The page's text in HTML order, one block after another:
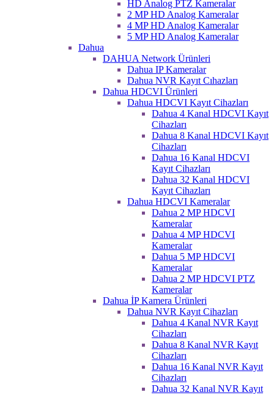
HD Analog PTZ Kameralar
2 MP HD Analog Kameralar
4 MP HD Analog Kameralar
5 MP HD Analog Kameralar
Dahua
DAHUA Network Ürünleri
Dahua IP Kameralar
Dahua NVR Kayıt Cıhazları
Dahua HDCVI Ürünleri
Dahua HDCVI Kayıt Cihazları
Dahua 4 Kanal HDCVI Kayıt
Cihazları
Dahua 8 Kanal HDCVI Kayıt
Cihazları
Dahua 16 Kanal HDCVI
Kayıt Cihazları
Dahua 32 Kanal HDCVI
Kayıt Cihazları
Dahua HDCVI Kameralar
Dahua 2 MP HDCVI
Kameralar
Dahua 4 MP HDCVI
Kameralar
Dahua 5 MP HDCVI
Kameralar
Dahua 2 MP HDCVI PTZ
Kameralar
Dahua İP Kamera Ürünleri
Dahua NVR Kayıt Cihazları
Dahua 4 Kanal NVR Kayıt
Cihazları
Dahua 8 Kanal NVR Kayıt
Cihazları
Dahua 16 Kanal NVR Kayıt
Cihazları
Dahua 32 Kanal NVR Kayıt